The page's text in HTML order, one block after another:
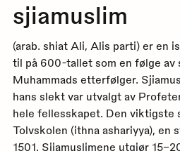
sjiamuslim
(arab. shiat Ali, Alis parti) er en
til på 600-tallet som en følge av
Muhammads etterfølger.
hans slekt var utvalgt av
hele fellesskapet. Den viktigste
Tolvskolen (ithna ashariyya), en
1501. Sjiamuslimene utgjør